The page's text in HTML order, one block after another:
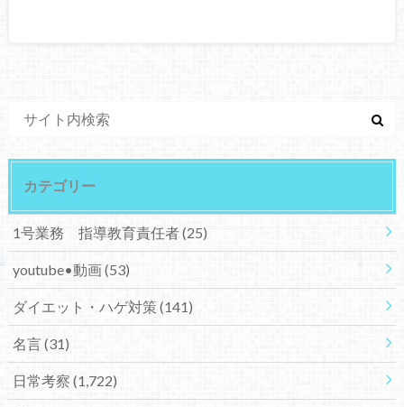
カテゴリー
1号業務 指導教育責任者(25)
youtube•動画(53)
ダイエット・ハゲ対策(141)
名言(31)
日常考察 (1,722)